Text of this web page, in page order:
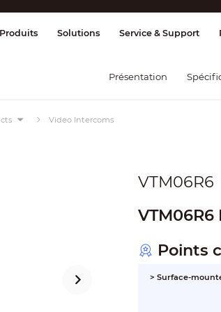
et contrôle Transmission
Produits Solutions Service & Support
Présentation
Video Intercoms
VTM06R6
VTM06R6
Points
> Surface-